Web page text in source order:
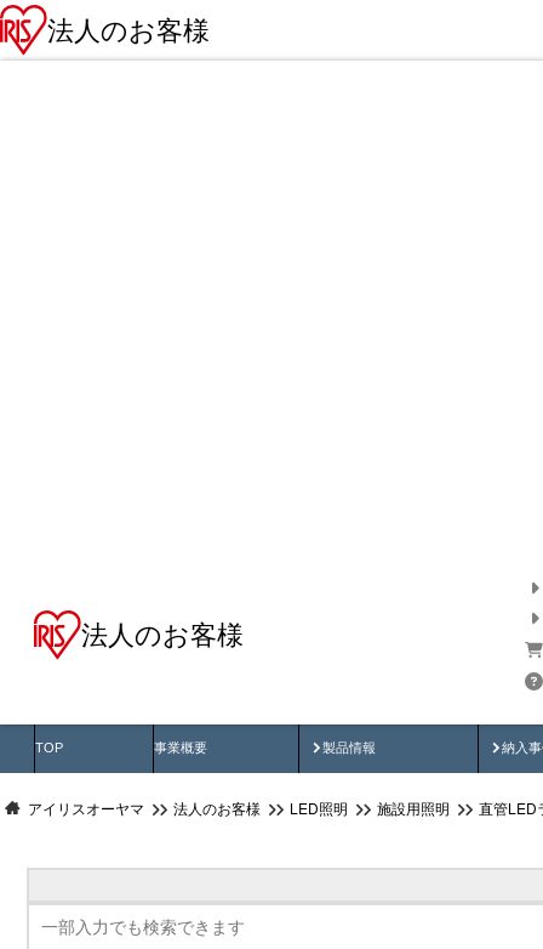
法人のお客様
法人のお客様
TOP 事業概要 製品情報
製品動画 納入
納
アイリスオーヤマ 法人のお客様 LED照明 施設用照明 直管LED